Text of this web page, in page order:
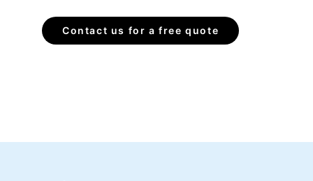
Contact us for a free quote